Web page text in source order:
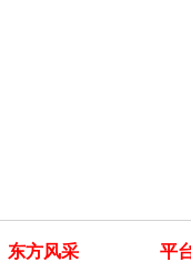
东方风采 平